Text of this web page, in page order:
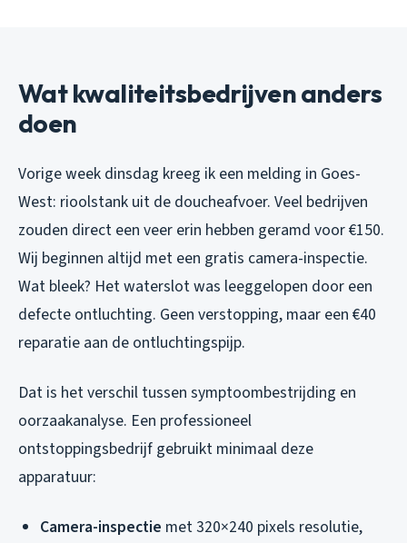
Wat kwaliteitsbedrijven anders
doen
Vorige week dinsdag kreeg ik een melding in Goes-
West: rioolstank uit de doucheafvoer. Veel bedrijven
zouden direct een veer erin hebben geramd voor €150.
Wij beginnen altijd met een gratis camera-inspectie.
Wat bleek? Het waterslot was leeggelopen door een
defecte ontluchting. Geen verstopping, maar een €40
reparatie aan de ontluchtingspijp.
Dat is het verschil tussen symptoombestrijding en
oorzaakanalyse. Een professioneel
ontstoppingsbedrijf gebruikt minimaal deze
apparatuur:
Camera-inspectie met 320×240 pixels resolutie,